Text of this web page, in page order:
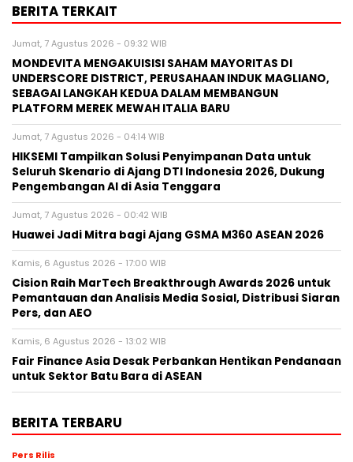
BERITA TERKAIT
Jumat, 7 Agustus 2026 - 09:32 WIB
MONDEVITA MENGAKUISISI SAHAM MAYORITAS DI
UNDERSCORE DISTRICT, PERUSAHAAN INDUK MAGLIANO,
SEBAGAI LANGKAH KEDUA DALAM MEMBANGUN
PLATFORM MEREK MEWAH ITALIA BARU
Jumat, 7 Agustus 2026 - 04:14 WIB
HIKSEMI Tampilkan Solusi Penyimpanan Data untuk
Seluruh Skenario di Ajang DTI Indonesia 2026, Dukung
Pengembangan AI di Asia Tenggara
Jumat, 7 Agustus 2026 - 00:42 WIB
Huawei Jadi Mitra bagi Ajang GSMA M360 ASEAN 2026
Kamis, 6 Agustus 2026 - 17:00 WIB
Cision Raih MarTech Breakthrough Awards 2026 untuk
Pemantauan dan Analisis Media Sosial, Distribusi Siaran
Pers, dan AEO
Kamis, 6 Agustus 2026 - 13:02 WIB
Fair Finance Asia Desak Perbankan Hentikan Pendanaan
untuk Sektor Batu Bara di ASEAN
BERITA TERBARU
Pers Rilis